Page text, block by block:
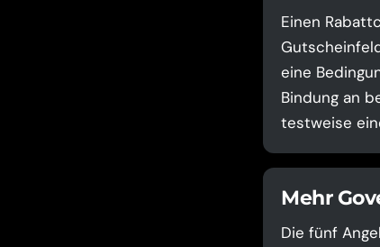
Einen
eine
Bindung an
testweise
Mehr
Die fünf